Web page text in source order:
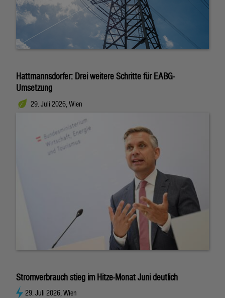
Hattmannsdorfer: Drei weitere Schritte für EABG-
Umsetzung
29. Juli 2026, Wien
Stromverbrauch stieg im Hitze-Monat Juni deutlich
29. Juli 2026, Wien